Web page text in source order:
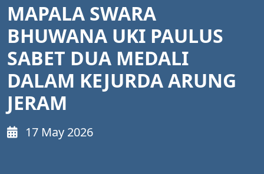
MAPALA SWARA
BHUWANA UKI PAULUS
SABET DUA MEDALI
DALAM KEJURDA ARUNG
JERAM
17 May 2026